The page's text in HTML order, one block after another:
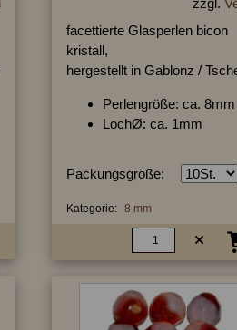
facettierte Glasperlen bicon
kristall,
hergestellt in Gablonz /
Perlengröße: ca. 8mm
LochØ: ca. 1mm
Packungsgröße:
Kategorie: 8 mm